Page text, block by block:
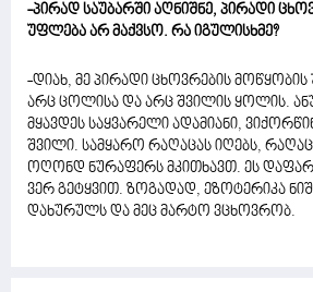
-პირად საუბარში აღნიშნე, პირადი
უფლება არ მაქვსო. რა იგულისხმე?
-დიახ, მე პირადი ცხოვრების მოწყობის
არც ცოლისა და არც შვილის ყოლის.
მყავდეს საყვარელი ადამიანი,
შვილი. სამყარო რაღაცას იღებს,
ოღონდ ნურაფერს მკითხავთ. ეს
ვერ გეტყვით. ზოგადად, ეზოტერიკა
დახურულს და მეც მარტო ვცხოვრობ.